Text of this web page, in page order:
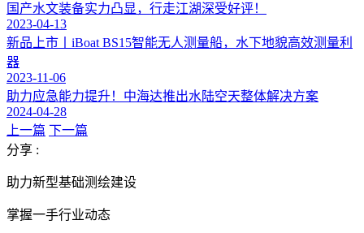
国产水文装备实力凸显，行走江湖深受好评！
2023-04-13
新品上市丨iBoat BS15智能无人测量船，水下地貌高效测量利
器
2023-11-06
助力应急能力提升！中海达推出水陆空天整体解决方案
2024-04-28
上一篇 下一篇
分享 :
助力新型基础测绘建设
掌握一手行业动态